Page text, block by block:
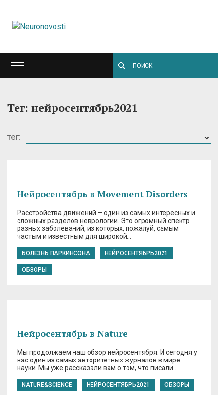
Тег: нейросентябрь2021
тег:
Нейросентябрь в Movement Disorders
Расстройства движений – один из самых интересных и
сложных разделов неврологии. Это огромный спектр
разных заболеваний, из которых, пожалуй, самым
частым и известным для широкой…
БОЛЕЗНЬ ПАРКИНСОНА НЕЙРОСЕНТЯБРЬ2021
ОБЗОРЫ
Нейросентябрь в Nature
Мы продолжаем наш обзор нейросентября. И сегодня у
нас один из самых авторитетных журналов в мире
науки. Мы уже рассказали вам о том, что писали…
NATURE&SCIENCE НЕЙРОСЕНТЯБРЬ2021 ОБЗОРЫ